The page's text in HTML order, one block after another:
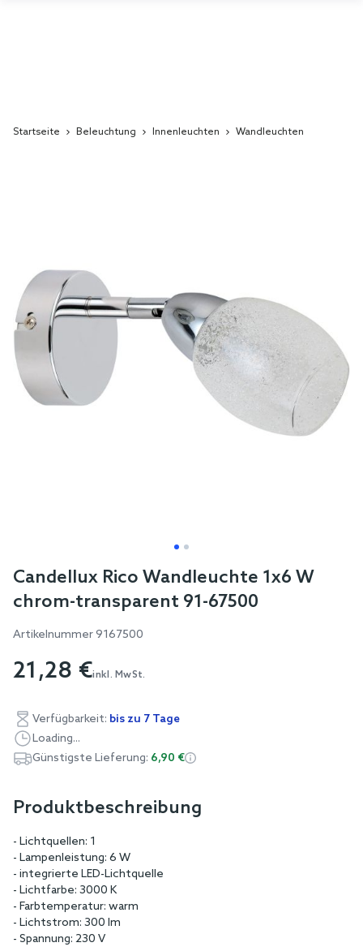
Startseite Beleuchtung Innenleuchten Wandleuchten
the
images
gallery
Skip
to
beginning
the
gallery
Candellux Rico Wandleuchte 1x6 W
chrom-transparent 91-67500
Artikelnummer 9167500
21,28 €inkl. MwSt.
Verfügbarkeit: bis zu 7 Tage
Loading...
Günstigste Lieferung: 6,90 €
Produktbeschreibung
- Lichtquellen: 1
- Lampenleistung: 6 W
- integrierte LED-Lichtquelle
- Lichtfarbe: 3000 K
- Farbtemperatur: warm
- Lichtstrom: 300 lm
- Spannung: 230 V